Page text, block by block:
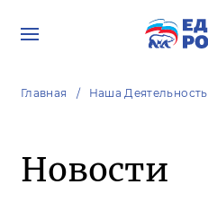
Главная Наша Деятельность
Новости